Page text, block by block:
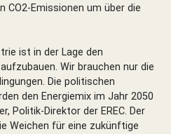
CO2-Emissionen um über die
ist in der Lage den
Wir brauchen nur die
Die politischen
den Energiemix im Jahr 2050
Politik-Direktor der EREC. Der
Weichen für eine zukünftige